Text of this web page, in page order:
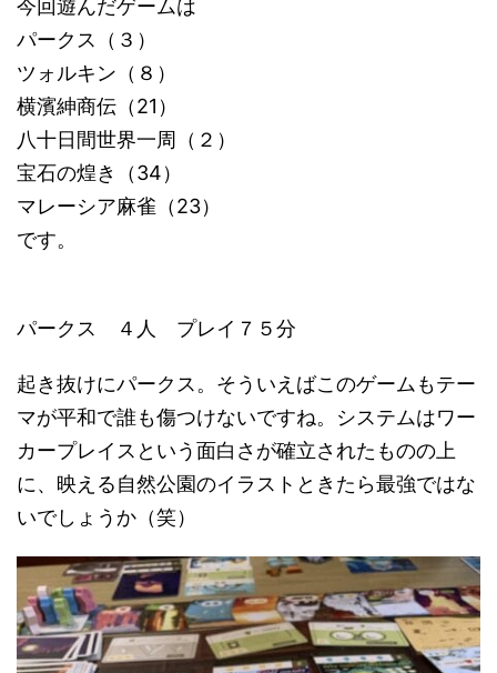
今回遊んだゲームは
パークス（３）
ツォルキン（８）
横濱紳商伝（21）
八十日間世界一周（２）
宝石の煌き（34）
マレーシア麻雀（23）
です。
パークス ４人 プレイ７５分
起き抜けにパークス。そういえばこのゲームもテー
マが平和で誰も傷つけないですね。システムはワー
カープレイスという面白さが確立されたものの上
に、映える自然公園のイラストときたら最強ではな
いでしょうか（笑）